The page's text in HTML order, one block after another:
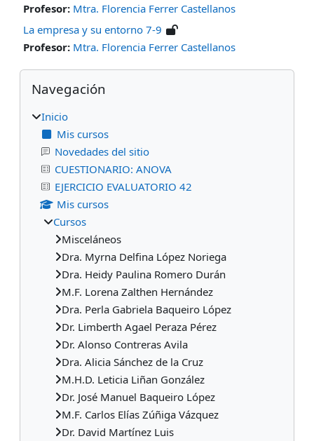
Profesor: Mtra. Florencia Ferrer Castellanos
La empresa y su entorno 7-9
Profesor: Mtra. Florencia Ferrer Castellanos
Bloques
Omitir Navegación
Navegación
Inicio
Mis cursos
Novedades del sitio
CUESTIONARIO: ANOVA
EJERCICIO EVALUATORIO 42
Mis cursos
Cursos
Misceláneos
Dra. Myrna Delfina López Noriega
Dra. Heidy Paulina Romero Durán
M.F. Lorena Zalthen Hernández
Dra. Perla Gabriela Baqueiro López
Dr. Limberth Agael Peraza Pérez
Dr. Alonso Contreras Avila
Dra. Alicia Sánchez de la Cruz
M.H.D. Leticia Liñan González
Dr. José Manuel Baqueiro López
M.F. Carlos Elías Zúñiga Vázquez
Dr. David Martínez Luis